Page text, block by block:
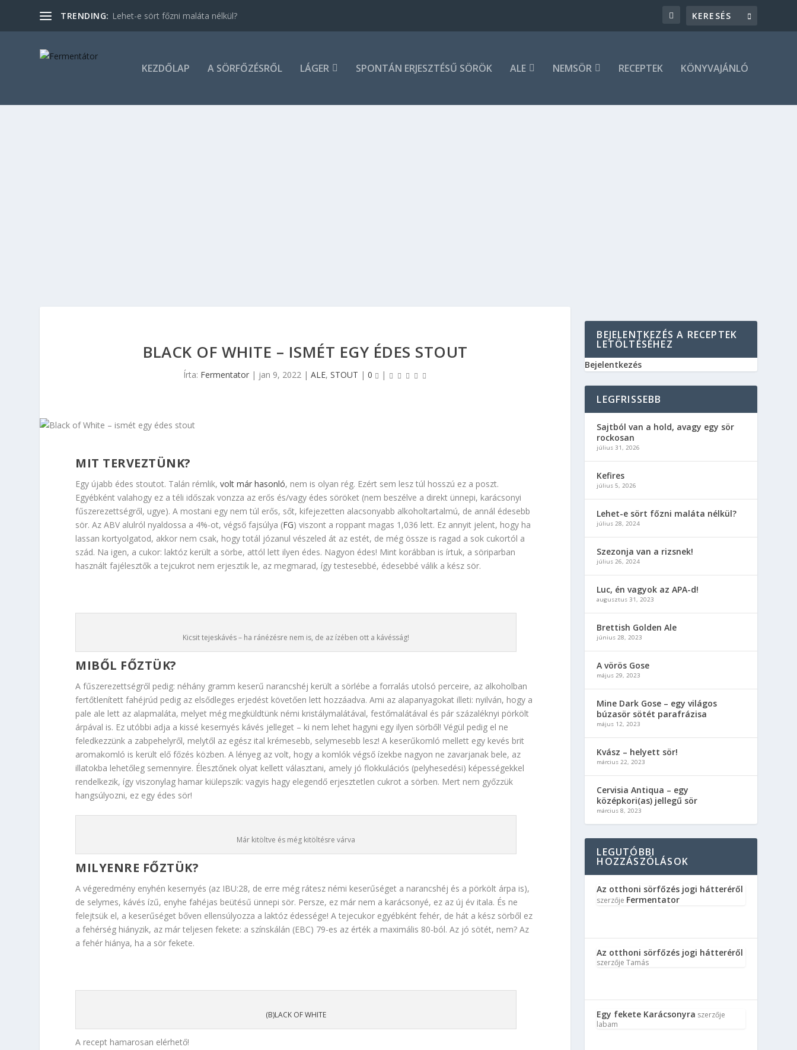
TRENDING: Lehet-e sört főzni maláta nélkül?
KEZDŐLAP A SÖRFŐZÉSRŐL LÁGER SPONTÁN ERJESZTÉSŰ SÖRÖK ALE NEMSÖR RECEPTEK KÖNYVAJÁNLÓ
BLACK OF WHITE – ISMÉT EGY ÉDES STOUT
Írta: Fermentator| jan 9, 2022| ALE, STOUT | 0 |
MIT TERVEZTÜNK?
Egy újabb édes stoutot. Talán rémlik,volt már hasonló, nem is olyan rég. Ezért sem lesz túl hosszú ez a poszt.
Egyébként valahogy ez a téli időszak vonzza az erős és/vagy édes söröket (nem beszélve a direkt ünnepi, karácsonyi
fűszerezettségről, ugye). A mostani egy nem túl erős, sőt, kifejezetten alacsonyabb alkoholtartalmú, de annál édesebb
sör. Az ABV alulról nyaldossa a 4%-ot, végső fajsúlya (FG) viszont a roppant magas 1,036 lett. Ez annyit jelent, hogy ha
lassan kortyolgatod, akkor nem csak, hogy totál józanul vészeled át az estét, de még össze is ragad a sok cukortól a
szád. Na igen, a cukor: laktóz került a sörbe, attól lett ilyen édes. Nagyon édes! Mint korábban is írtuk, a söriparban
használt fajélesztők a tejcukrot nem erjesztik le, az megmarad, így testesebbé, édesebbé válik a kész sör.
Kicsit tejeskávés – ha ránézésre nem is, de az ízében ott a kávésság!
MIBŐL FŐZTÜK?
A fűszerezettségről pedig: néhány gramm keserű narancshéj került a sörlébe a forralás utolsó perceire, az alkoholban
fertőtlenített fahéjrúd pedig az elsődleges erjedést követően lett hozzáadva. Ami az alapanyagokat illeti: nyilván, hogy a
pale ale lett az alapmaláta, melyet még megküldtünk némi kristálymalátával, festőmalátával és pár százaléknyi pörkölt
árpával is. Ez utóbbi adja a kissé kesernyés kávés jelleget – ki nem lehet hagyni egy ilyen sörből! Végül pedig el ne
feledkezzünk a zabpehelyről, melytől az egész ital krémesebb, selymesebb lesz! A keserűkomló mellett egy kevés brit
aromakomló is került elő főzés közben. A lényeg az volt, hogy a komlók végső ízekbe nagyon ne zavarjanak bele, az
illatokba lehetőleg semennyire. Élesztőnek olyat kellett választani, amely jó flokkulációs (pelyhesedési) képességekkel
rendelkezik, így viszonylag hamar kiülepszik: vagyis hagy elegendő erjesztetlen cukrot a sörben. Mert nem győzzük
hangsúlyozni, ez egy édes sör!
Már kitöltve és még kitöltésre várva
MILYENRE FŐZTÜK?
A végeredmény enyhén kesernyés (az IBU:28, de erre még rátesz némi keserűséget a narancshéj és a pörkölt árpa is),
de selymes, kávés ízű, enyhe fahéjas beütésű ünnepi sör. Persze, ez már nem a karácsonyé, ez az új év itala. És ne
felejtsük el, a keserűséget bőven ellensúlyozza a laktóz édessége! A tejecukor egyébként fehér, de hát a kész sörből ez
a fehérség hiányzik, az már teljesen fekete: a színskálán (EBC) 79-es az érték a maximális 80-ból. Az jó sötét, nem? Az
a fehér hiánya, ha a sör fekete.
(B)LACK OF WHITE
A recept hamarosan elérhető!
BEJELENTKEZÉS A RECEPTEK
LETÖLTÉSÉHEZ
Bejelentkezés
LEGFRISSEBB
Sajtból van a hold, avagy egy sör
rockosan
július 31, 2026
Kefires
július 5, 2026
Lehet-e sört főzni maláta nélkül?
július 28, 2024
Szezonja van a rizsnek!
július 26, 2024
Luc, én vagyok az APA-d!
augusztus 31, 2023
Brettish Golden Ale
június 28, 2023
A vörös Gose
május 29, 2023
Mine Dark Gose – egy világos
búzasör sötét parafrázisa
május 12, 2023
Kvász – helyett sör!
március 22, 2023
Cervisia Antiqua – egy
középkori(as) jellegű sör
március 8, 2023
LEGUTÓBBI
HOZZÁSZÓLÁSOK
Az otthoni sörfőzés jogi hátteréről
szerzője Fermentator
Az otthoni sörfőzés jogi hátteréről
szerzőjeTamás
Egy fekete Karácsonyra szerzője
labam